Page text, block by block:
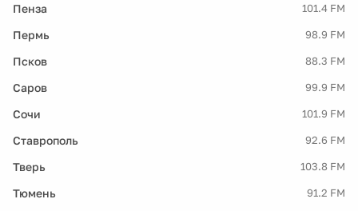
Пенза 101.4 FM
Пермь 98.9 FM
Псков 88.3 FM
Саров 99.9 FM
Сочи 101.9 FM
Ставрополь 92.6 FM
Тверь 103.8 FM
Тюмень 91.2 FM